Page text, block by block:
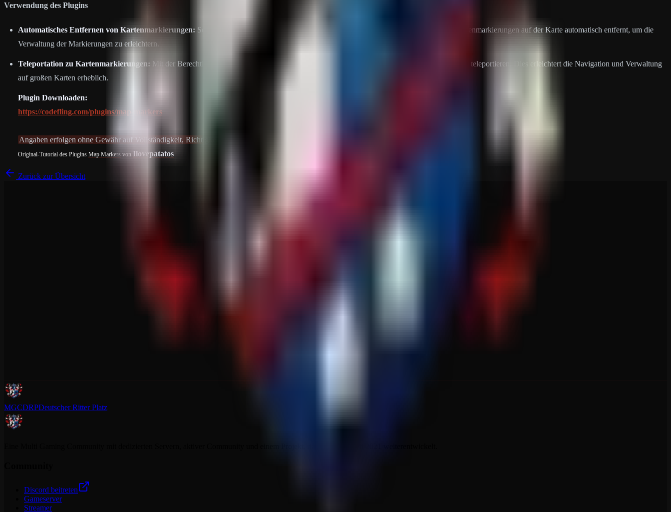
Verwendung des Plugins
Automatisches Entfernen von Kartenmarkierungen: Sobald die Berechtigung
erteilt wurde, werden alle zusätzlichen Kartenmarkierungen auf der Karte automatisch entfernt, um die
Verwaltung der Markierungen zu erleichtern.
Teleportation zu Kartenmarkierungen: Mit der Berechtigung
kannst du dich direkt zu einer gesetzten Kartenmarkierung teleportieren. Dies erleichtert die Navigation und Verwaltung
auf großen Karten erheblich.
Plugin Downloaden:
https://codefling.com/plugins/map-markers
Angaben erfolgen ohne Gewähr auf Vollständigkeit, Richtigkeit und Aktualität.
Original-Tutorial des Plugins Map Markers von Ilovepatatos
Zurück zur Übersicht
MGCDRPDeutscher Ritter Platz
Discord beitreten
Gameserver
Streamer